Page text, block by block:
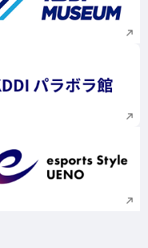
新規ウィンドウで
新規ウィンドウで
新規ウィンドウで